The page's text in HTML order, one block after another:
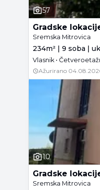
57
Gradske
Sremska Mitrovica
234m² | 9 soba |
Vlasnik •
Ažurirano
10
Gradske
Sremska Mitrovica